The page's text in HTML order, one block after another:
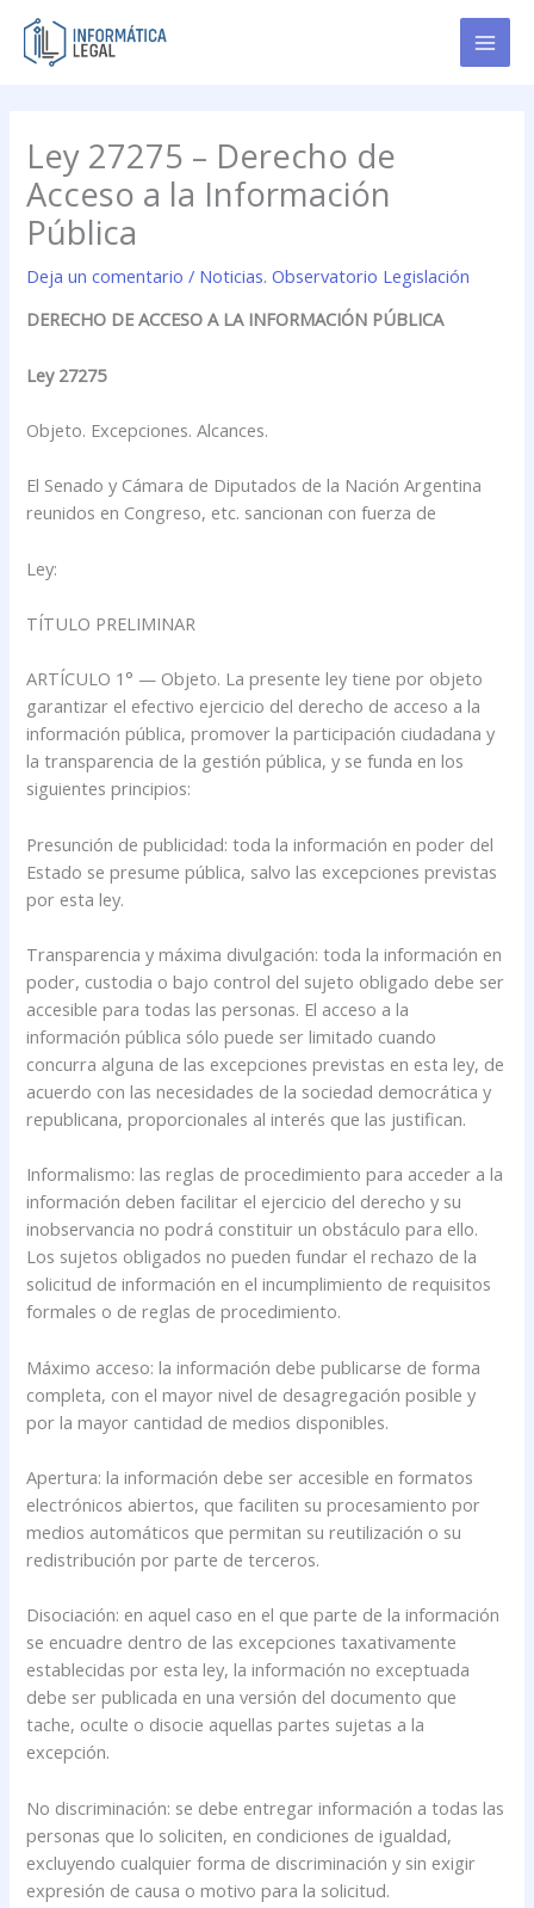
contenido
Ley 27275 – Derecho de
Acceso a la Información
Pública
Deja un comentario / Noticias. Observatorio Legislación
DERECHO DE ACCESO A LA INFORMACIÓN PÚBLICA
Ley 27275
Objeto. Excepciones. Alcances.
El Senado y Cámara de Diputados de la Nación Argentina
reunidos en Congreso, etc. sancionan con fuerza de
Ley:
TÍTULO PRELIMINAR
ARTÍCULO 1° — Objeto. La presente ley tiene por objeto
garantizar el efectivo ejercicio del derecho de acceso a la
información pública, promover la participación ciudadana y
la transparencia de la gestión pública, y se funda en los
siguientes principios:
Presunción de publicidad: toda la información en poder del
Estado se presume pública, salvo las excepciones previstas
por esta ley.
Transparencia y máxima divulgación: toda la información en
poder, custodia o bajo control del sujeto obligado debe ser
accesible para todas las personas. El acceso a la
información pública sólo puede ser limitado cuando
concurra alguna de las excepciones previstas en esta ley, de
acuerdo con las necesidades de la sociedad democrática y
republicana, proporcionales al interés que las justifican.
Informalismo: las reglas de procedimiento para acceder a la
información deben facilitar el ejercicio del derecho y su
inobservancia no podrá constituir un obstáculo para ello.
Los sujetos obligados no pueden fundar el rechazo de la
solicitud de información en el incumplimiento de requisitos
formales o de reglas de procedimiento.
Máximo acceso: la información debe publicarse de forma
completa, con el mayor nivel de desagregación posible y
por la mayor cantidad de medios disponibles.
Apertura: la información debe ser accesible en formatos
electrónicos abiertos, que faciliten su procesamiento por
medios automáticos que permitan su reutilización o su
redistribución por parte de terceros.
Disociación: en aquel caso en el que parte de la información
se encuadre dentro de las excepciones taxativamente
establecidas por esta ley, la información no exceptuada
debe ser publicada en una versión del documento que
tache, oculte o disocie aquellas partes sujetas a la
excepción.
No discriminación: se debe entregar información a todas las
personas que lo soliciten, en condiciones de igualdad,
excluyendo cualquier forma de discriminación y sin exigir
expresión de causa o motivo para la solicitud.